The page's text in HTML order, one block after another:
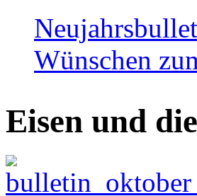
Wünschen
Eisen und